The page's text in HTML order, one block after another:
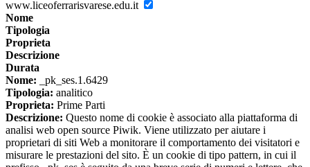
www.liceoferrarisvarese.edu.it
Nome
Tipologia
Proprieta
Descrizione
Durata
Nome: _pk_ses.1.6429
Tipologia: analitico
Proprieta: Prime Parti
Descrizione: Questo nome di cookie è associato alla piattaforma di
analisi web open source Piwik. Viene utilizzato per aiutare i
proprietari di siti Web a monitorare il comportamento dei visitatori e
misurare le prestazioni del sito. È un cookie di tipo pattern, in cui il